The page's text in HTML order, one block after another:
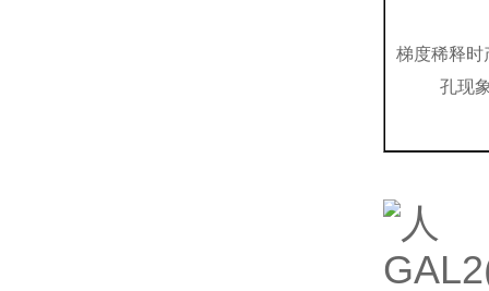
梯度稀释时
孔现